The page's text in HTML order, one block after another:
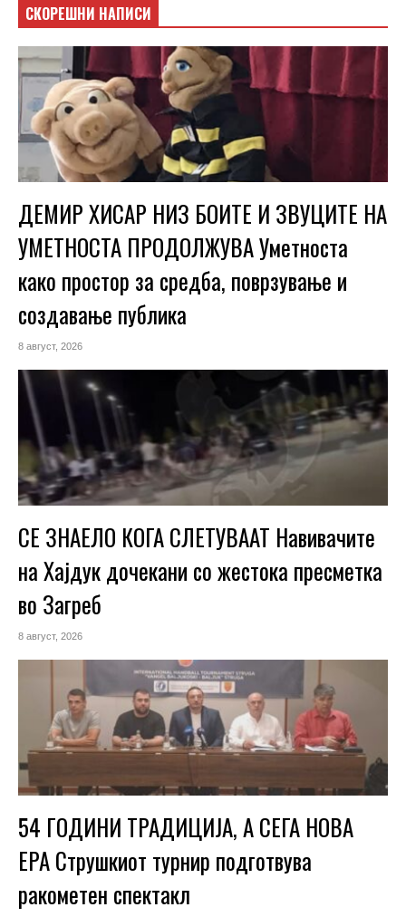
СКОРЕШНИ НАПИСИ
ДЕМИР ХИСАР НИЗ БОИТЕ И ЗВУЦИТЕ НА
УМЕТНОСТА ПРОДОЛЖУВА Уметноста
како простор за средба, поврзување и
создавање публика
8 август, 2026
СЕ ЗНАЕЛО КОГА СЛЕТУВААТ Навивачите
на Хајдук дочекани со жестока пресметка
во Загреб
8 август, 2026
54 ГОДИНИ ТРАДИЦИЈА, А СЕГА НОВА
ЕРА Струшкиот турнир подготвува
ракометен спектакл